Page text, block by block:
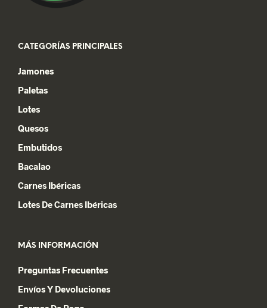
CATEGORÍAS PRINCIPALES
Jamones
Paletas
Lotes
Quesos
Embutidos
Bacalao
Carnes Ibéricas
Lotes De Carnes Ibéricas
MÁS INFORMACIÓN
Preguntas Frecuentes
Envíos Y Devoluciones